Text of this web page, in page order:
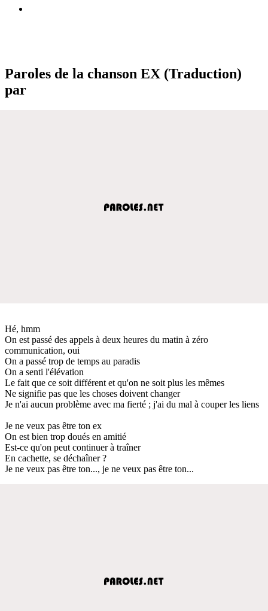
Paroles de la chanson EX (Traduction)
par
Hé, hmm
On est passé des appels à deux heures du matin à zéro
communication, oui
On a passé trop de temps au paradis
On a senti l'élévation
Le fait que ce soit différent et qu'on ne soit plus les mêmes
Ne signifie pas que les choses doivent changer
Je n'ai aucun problème avec ma fierté ; j'ai du mal à couper les liens
Je ne veux pas être ton ex
On est bien trop doués en amitié
Est-ce qu'on peut continuer à traîner
En cachette, se déchaîner ?
Je ne veux pas être ton..., je ne veux pas être ton...